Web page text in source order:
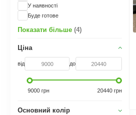
У наявності
Буде готове
Показати більше (4)
Ціна
від до
9000 грн 20440 грн
Основний колір